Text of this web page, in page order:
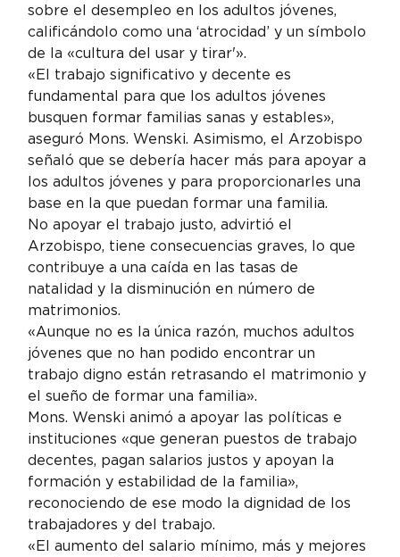
sobre el desempleo en los adultos jóvenes,
calificándolo como una ‘atrocidad’ y un símbolo
de la «cultura del usar y tirar'».
«El trabajo significativo y decente es
fundamental para que los adultos jóvenes
busquen formar familias sanas y estables»,
aseguró Mons. Wenski. Asimismo, el Arzobispo
señaló que se debería hacer más para apoyar a
los adultos jóvenes y para proporcionarles una
base en la que puedan formar una familia.
No apoyar el trabajo justo, advirtió el
Arzobispo, tiene consecuencias graves, lo que
contribuye a una caída en las tasas de
natalidad y la disminución en número de
matrimonios.
«Aunque no es la única razón, muchos adultos
jóvenes que no han podido encontrar un
trabajo digno están retrasando el matrimonio y
el sueño de formar una familia».
Mons. Wenski animó a apoyar las políticas e
instituciones «que generan puestos de trabajo
decentes, pagan salarios justos y apoyan la
formación y estabilidad de la familia»,
reconociendo de ese modo la dignidad de los
trabajadores y del trabajo.
«El aumento del salario mínimo, más y mejores